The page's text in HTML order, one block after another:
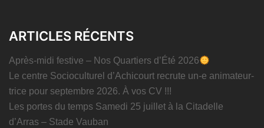
ARTICLES RÉCENTS
Après-midi festive – Nos Quartiers d’Été 2026
Le centre Socioculturel d’Achicourt recrute un-e animateur-
trice pour septembre 2026. À vos CV !!!
Les portes du temps Samedi 25 juillet à la Citadelle
d’Arras – Stade Vauban